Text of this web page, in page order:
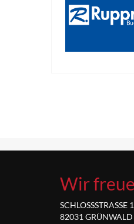
Wir
SCHLOSSSTRASSE
82031 GRÜNWALD